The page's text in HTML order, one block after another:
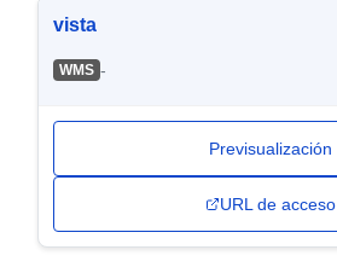
vista
WMS -
Previsualización
URL de acceso